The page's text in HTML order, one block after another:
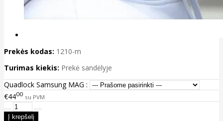
Prekės kodas: 1210-m
Turimas kiekis: Prekė sandėlyje
Quadlock Samsung MAG :
€4400 su PVM